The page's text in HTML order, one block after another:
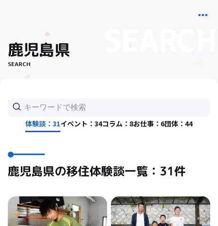
鹿児島県
SEARCH
体験談：31イベント：34コラム：8お仕事：6団体：44
鹿児島県の移住体験談一覧：31件